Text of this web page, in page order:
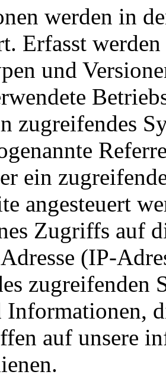
werden in
Erfasst
und
zugreifendes
ein
angesteuert
Zugriffs auf
(IP-
zugreifenden
Informationen,
auf unsere